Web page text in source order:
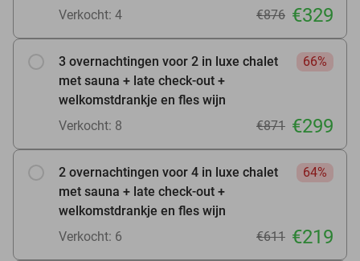
Verkocht: 4 €876 €329
3 overnachtingen voor 2 in luxe chalet
met sauna + late check-out +
welkomstdrankje en fles wijn
66%
Verkocht: 8 €871 €299
2 overnachtingen voor 4 in luxe chalet
met sauna + late check-out +
welkomstdrankje en fles wijn
64%
Verkocht: 6 €611 €219